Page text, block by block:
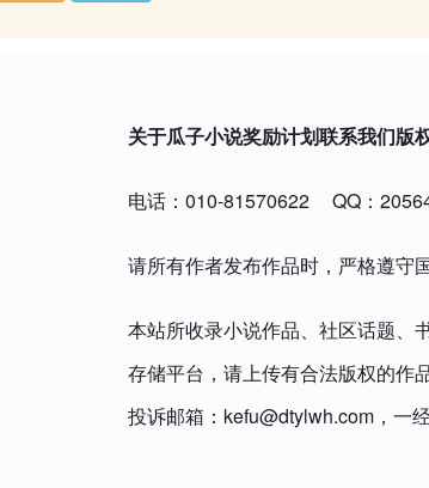
关于瓜子小说奖励计划联系我们版
电话：010-81570622 QQ：
请所有作者发布作品时，严格遵守
本站所收录小说作品、社区话题、
存储平台，请上传有合法版权的作
投诉邮箱：kefu@dtylwh.com，一